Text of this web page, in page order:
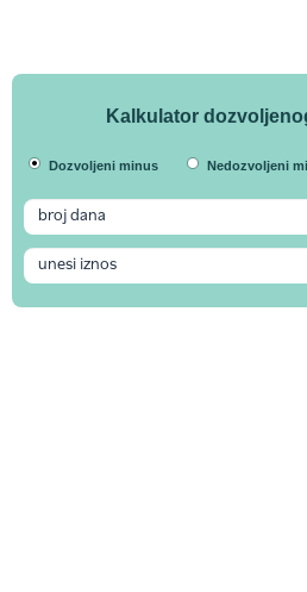
Kalkulator
Dozvoljeni minus Nedozvoljeni